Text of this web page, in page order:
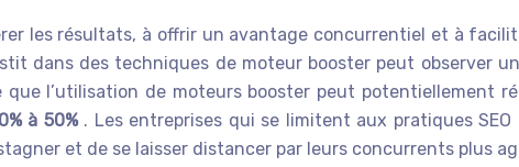
les résultats, à offrir un avantage concurrentiel et à
dans des techniques de moteur booster peut observer
l’utilisation de moteurs booster peut potentiellement
à 50% . Les entreprises qui se limitent aux pratiques
et de se laisser distancer par leurs concurrents plus